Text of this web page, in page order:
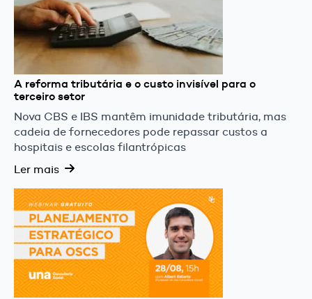
A reforma tributária e o custo invisível para o
terceiro setor
Nova CBS e IBS mantêm imunidade tributária, mas
cadeia de fornecedores pode repassar custos a
hospitais e escolas filantrópicas
Ler mais